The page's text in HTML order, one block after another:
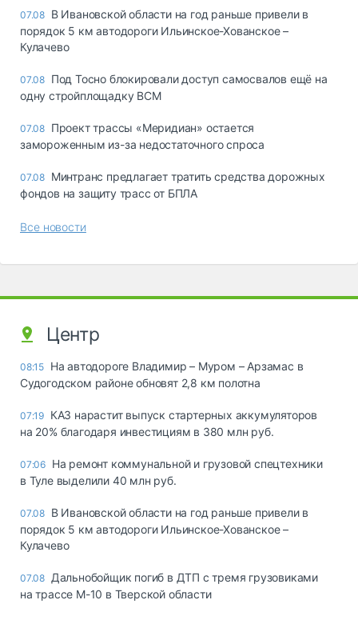
07.08 В Ивановской области на год раньше привели в
порядок 5 км автодороги Ильинское-Хованское –
Кулачево
07.08 Под Тосно блокировали доступ самосвалов ещё на
одну стройплощадку ВСМ
07.08 Проект трассы «Меридиан» остается
замороженным из-за недостаточного спроса
07.08 Минтранс предлагает тратить средства дорожных
фондов на защиту трасс от БПЛА
Все новости
Центр
08:15 На автодороге Владимир – Муром – Арзамас в
Судогодском районе обновят 2,8 км полотна
07:19 КАЗ нарастит выпуск стартерных аккумуляторов
на 20% благодаря инвестициям в 380 млн руб.
07:06 На ремонт коммунальной и грузовой спецтехники
в Туле выделили 40 млн руб.
07.08 В Ивановской области на год раньше привели в
порядок 5 км автодороги Ильинское-Хованское –
Кулачево
07.08 Дальнобойщик погиб в ДТП с тремя грузовиками
на трассе М-10 в Тверской области